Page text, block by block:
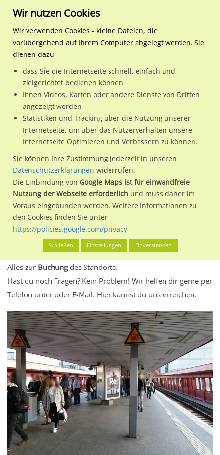
Regionale Plakatwerbung Hamburg
Hamburg, Freie und
S-Bf Hammerbrook,
Nutze günstige Werbemöglichkeiten am Standort S-Bf
Hammerbrook, Bstg., Gl. 1, 1. Sto. (Dreieck)im Ortsteil
Hammerbrook)in Hamburg, Freie und Hansestadt.
Wir erheben für jede unserer Werbeflächen individuelle und
aktuelleStandortinformationenundLeistungswerte. Damit
kannst du dich schon vor der Buchung im Detail über den
Standort, seine Reichweite und Werbewirkung sowie
eventuelle Beschränkungen in den zugelassenen
Werbeinhalten informieren.
Alles klar? Dann findest du direkt im unteren Teil dieser Seite
Alles zur Buchungdes Standorts.
Hast du noch Fragen? Kein Problem! Wir helfen dir gerne per
Telefon unter oder E-Mail. Hier kannst du uns erreichen.
Wir nutzen Cookies
Wir verwenden Cookies - kleine Dateien, die
vorübergehend auf Ihrem Computer abgelegt werden. Sie
dienen dazu:
dass Sie die Internetseite schnell, einfach und
zielgerichtet bedienen können
Ihnen Videos, Karten oder andere Dienste von Dritten
angezeigt werden
Statistiken und Tracking über die Nutzung unserer
Internetseite, um über das Nutzerverhalten unsere
Internetseite Optimieren und Verbessern zu können.
Sie können Ihre Zustimmung jederzeit in unseren
Datenschutzerklärungen widerrufen.
Die Einbindung von Google Maps ist für einwandfreie
Nutzung der Webseite erforderlich und muss daher im
Voraus eingebunden werden. Weitere Informationen zu
den Cookies finden Sie unter
https://policies.google.com/privacy
Schließen Einstellungen Einverstanden